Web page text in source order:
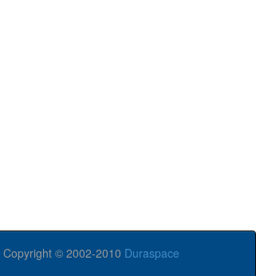
Copyright © 2002-2010 Duraspace